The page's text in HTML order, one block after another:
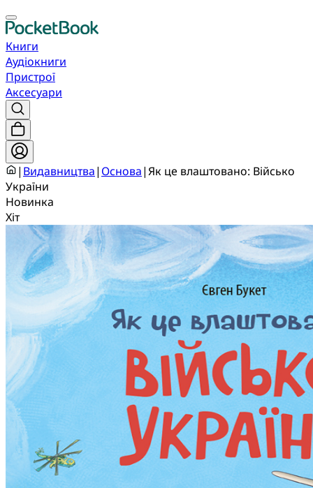
Книги
Аудіокниги
Пристрої
Аксесуари
| Видавництва| Основа|Як це влаштовано: Військо
України
Новинка
Хіт